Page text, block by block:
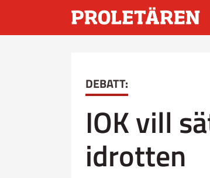
DEBATT:
IOK vill
idrotten